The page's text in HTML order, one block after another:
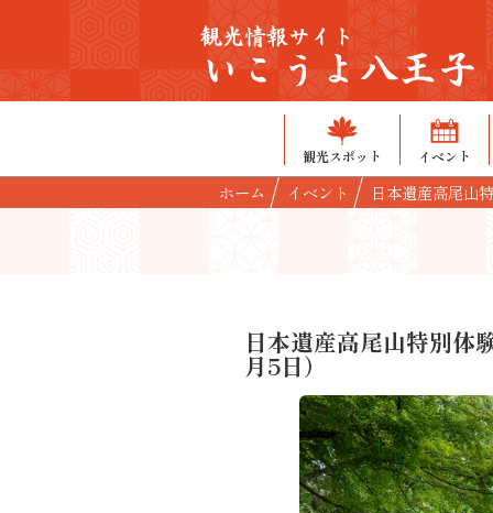
観光情報サイト
いこうよ八王子
観光スポット イベント
ホーム イベント 日本遺産高尾山
日本遺産高尾山特別
月5日）